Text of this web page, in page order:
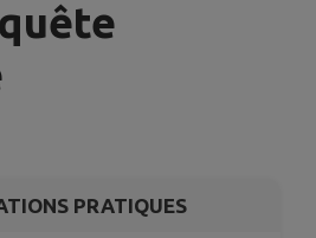
PRATIQUES